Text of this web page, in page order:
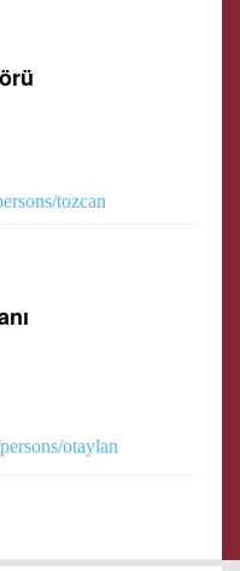
tozcan
otaylan